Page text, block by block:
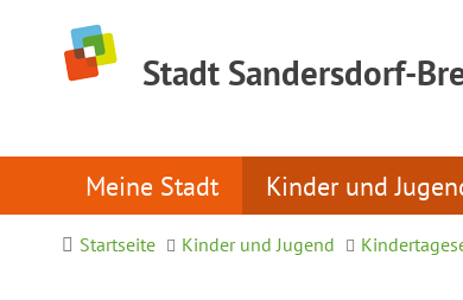
Stadt Sandersdorf-
Meine Stadt Kinder und
Startseite Kinder und Jugend